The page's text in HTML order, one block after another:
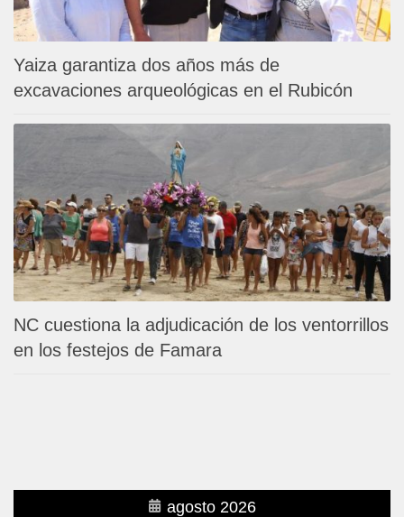
Yaiza garantiza dos años más de
excavaciones arqueológicas en el Rubicón
NC cuestiona la adjudicación de los ventorrillos
en los festejos de Famara
agosto 2026